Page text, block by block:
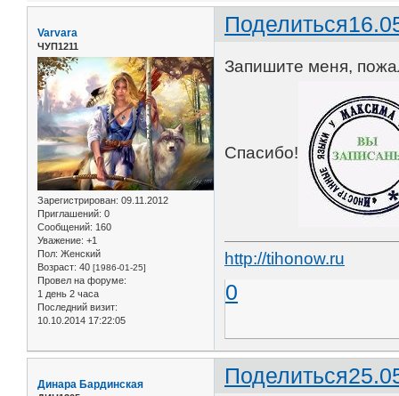
Поделиться
Varvara
ЧУП1211
Зарегистрирован: 09.11.2012
Приглашений: 0
Сообщений: 160
Уважение: +1
Пол: Женский
Возраст: 40 [1986-01-25]
Провел на форуме:
1 день 2 часа
Последний визит:
10.10.2014 17:22:05
Запишите меня,
Спасибо!
http://tihonow.ru
0
Поделиться
Динара Бардинская